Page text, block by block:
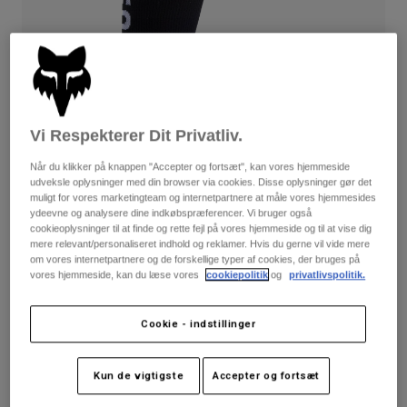
Bukser
Shorts
Jakker
Handsker
Beskyttelser
Briller
Sokker
Tilbehør
Reservedele
Handsker
Briller
Sokker
Tasker & tilbehør
Spare parts
Skjorter
Se alle
Women
T-Shirts & Tops
Hoodies og sweatre
Jakker
Bukser & Shorts
Goggles
Socks
Se alle
Moto
Helmets
Jerseys
Pants
Boots
Bewertungen
6" (15,2 cm) Flexair sokker af merinould
Artikelnr.31524
Price reduced from
129,35 kr 35% OFF
Vi Respekterer Dit Privatliv.
Når du klikker på knappen "Accepter og fortsæt", kan vores hjemmeside
udveksle oplysninger med din browser via cookies. Disse oplysninger gør det
muligt for vores marketingteam og internetpartnere at måle vores hjemmesides
ydeevne og analysere dine indkøbspræferencer. Vi bruger også
cookieoplysninger til at finde og rette fejl på vores hjemmeside og til at vise dig
mere relevant/personaliseret indhold og reklamer. Hvis du gerne vil vide mere
om vores internetpartnere og de forskellige typer af cookies, der bruges på
vores hjemmeside, kan du læse vores
cookiepolitik og privatlivspolitik.
Cookie - indstillinger
Kun de vigtigste Accepter og fortsæt